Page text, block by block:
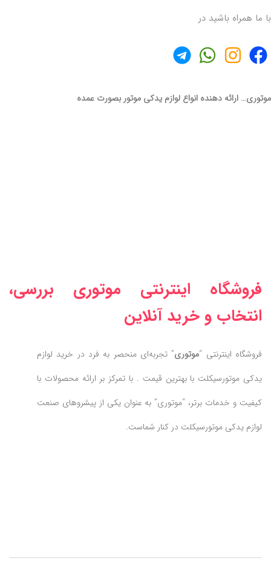
با ما همراه باشید در
موتوری… ارائه دهنده انواع لوازم یدکی موتور بصورت عمده
فروشگاه اینترنتی موتوری بررسی،
انتخاب و خرید آنلاین
فروشگاه اینترنتی “موتوری” تجربه‌ای منحصر به فرد در خرید لوازم
یدکی موتورسیکلت با بهترین قیمت . با تمرکز بر ارائه محصولات با
کیفیت و خدمات برتر، “موتوری” به عنوان یکی از پیشروهای صنعت
لوازم یدکی موتورسیکلت در کنار شماست.